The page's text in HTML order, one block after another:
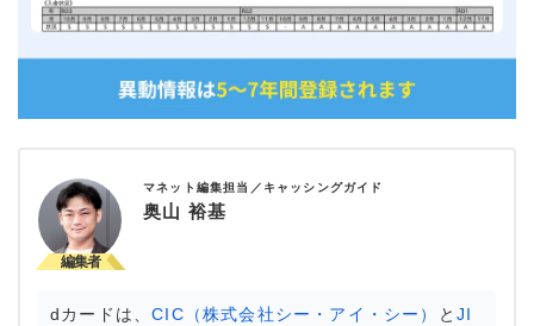
マネット編集担当／キャッシングガイド
奥山 裕基
dカードは、CIC（株式会社シー・アイ・シー） と JI